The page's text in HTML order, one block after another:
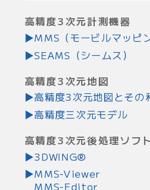
高精度3次元計測機器
MMS（モービルマッピ
SEAMS（シームス）
高精度3次元地図
高精度3次元地図とその
高精度三次元モデル
高精度3次元後処理ソフ
3DWING®︎
MMS-Viewer
MMS-Editor